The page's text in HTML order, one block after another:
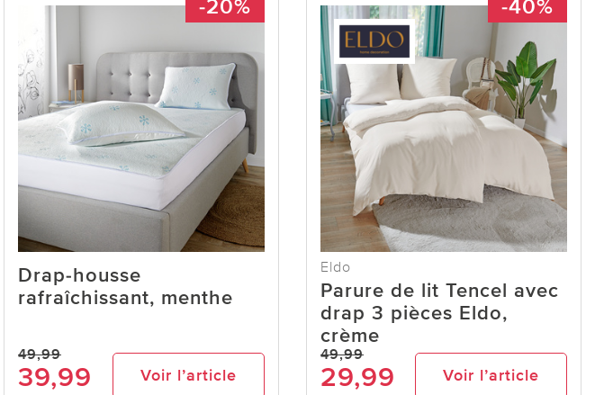
-20%
Drap-housse
rafraîchissant, menthe
49,99
39,99 Voir l’article
-40%
Eldo
Parure de lit Tencel avec
drap 3 pièces Eldo,
crème
49,99
29,99 Voir l’article